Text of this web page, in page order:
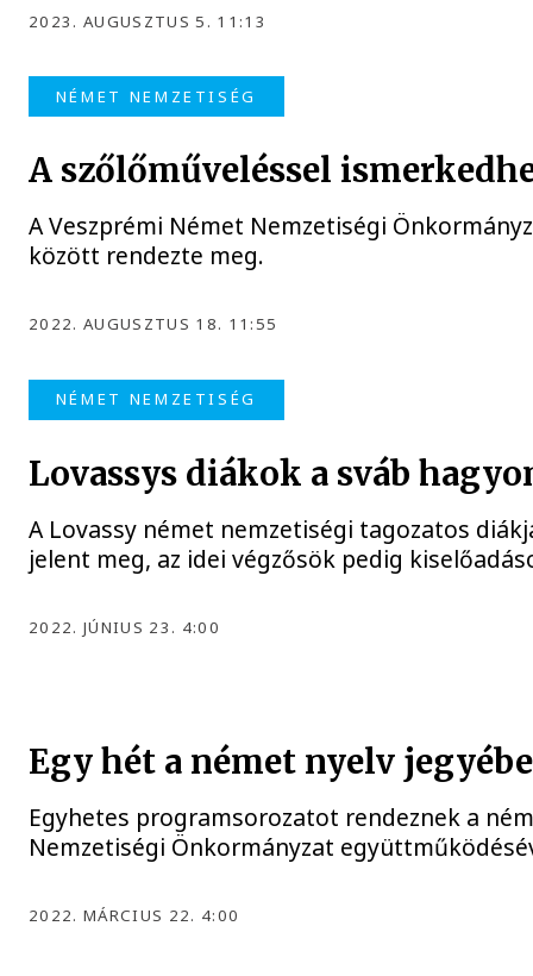
2023. AUGUSZTUS 5. 11:13
NÉMET NEMZETISÉG
A szőlőműveléssel
A Veszprémi Német Nemzetiségi
között rendezte meg.
2022. AUGUSZTUS 18. 11:55
NÉMET NEMZETISÉG
Lovassys diákok a sváb
A Lovassy német nemzetiségi tagozatos
jelent meg, az idei végzősök pedig
2022. JÚNIUS 23. 4:00
Egy hét a német nyelv
Egyhetes programsorozatot rendeznek a
Nemzetiségi Önkormányzat
2022. MÁRCIUS 22. 4:00